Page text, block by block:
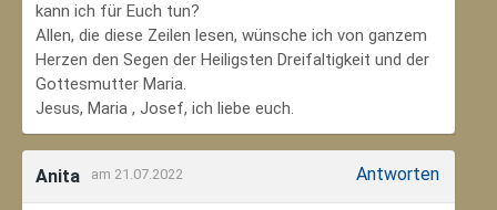
kann ich für Euch tun?
Allen, die diese Zeilen lesen, wünsche ich von ganzem
Herzen den Segen der Heiligsten Dreifaltigkeit und der
Gottesmutter Maria.
Jesus, Maria , Josef, ich liebe euch.
Anita am 21.07.2022 Antworten